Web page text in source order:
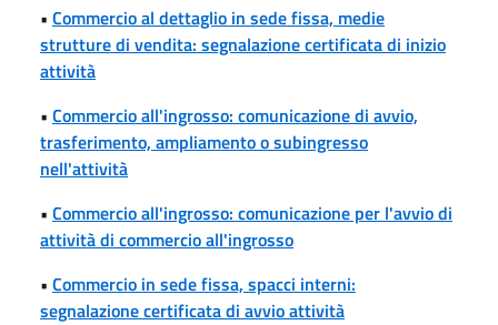
• Commercio al dettaglio in sede fissa, medie
strutture di vendita: segnalazione certificata di inizio
attività
• Commercio all'ingrosso: comunicazione di avvio,
trasferimento, ampliamento o subingresso
nell'attività
• Commercio all'ingrosso: comunicazione per l'avvio di
attività di commercio all'ingrosso
• Commercio in sede fissa, spacci interni:
segnalazione certificata di avvio attività